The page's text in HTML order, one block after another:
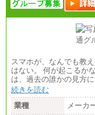
※詳細
■(株
総合
エリ
■(株
総合職
※詳細
■I&Jデ
総合職
スマホが、なんでも教
はない。 何が起こるか
は、過去の誰かの見方
続きを読む
業種
メーカ